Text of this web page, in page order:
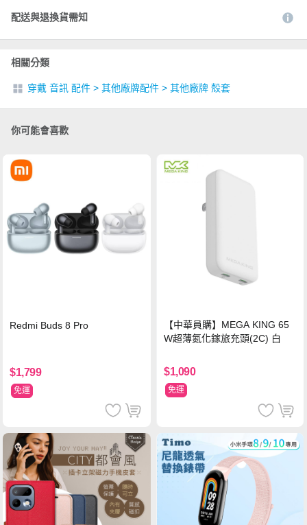
配送與退換貨需知
相關分類
穿戴 音訊 配件 > 其他廠牌配件 > 其他廠牌 殼套
你可能會喜歡
Redmi Buds 8 Pro
$1,799
免運
【中華員購】MEGA KING 65
W超薄氮化鎵旅充頭(2C) 白
$1,090
免運